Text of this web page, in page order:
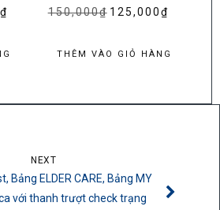
₫
tại
150,000₫ Giá
là:
125,000₫Giá
tại
THÊM VÀO GIỎ HÀNG
NEXT
Bảng ELDER CARE, Bảng MY
với thanh trượt check trạng